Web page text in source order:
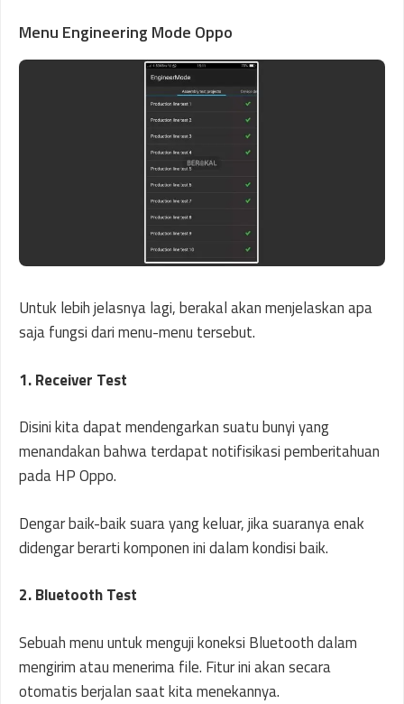
Menu Engineering Mode Oppo
Untuk lebih jelasnya lagi, berakal akan menjelaskan apa
saja fungsi dari menu-menu tersebut.
1. Receiver Test
Disini kita dapat mendengarkan suatu bunyi yang
menandakan bahwa terdapat notifisikasi pemberitahuan
pada HP Oppo.
Dengar baik-baik suara yang keluar, jika suaranya enak
didengar berarti komponen ini dalam kondisi baik.
2. Bluetooth Test
Sebuah menu untuk menguji koneksi Bluetooth dalam
mengirim atau menerima file. Fitur ini akan secara
otomatis berjalan saat kita menekannya.